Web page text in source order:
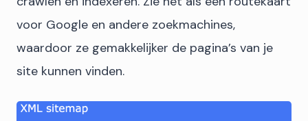
voor Google en andere zoekmachines,
waardoor ze gemakkelijker de pagina’s van je
site kunnen vinden.